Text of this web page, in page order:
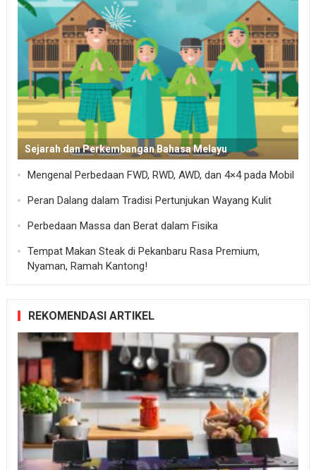
Sejarah dan Perkembangan Bahasa Melayu
Mengenal Perbedaan FWD, RWD, AWD, dan 4×4 pada Mobil
Peran Dalang dalam Tradisi Pertunjukan Wayang Kulit
Perbedaan Massa dan Berat dalam Fisika
Tempat Makan Steak di Pekanbaru Rasa Premium,
Nyaman, Ramah Kantong!
REKOMENDASI ARTIKEL